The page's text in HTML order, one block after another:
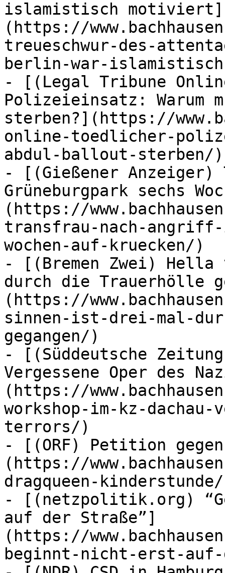
islamistisch motiviert]
(https://
treueschwur-des-
berlin-war-
- [(Legal Tribune
Polizeieinsatz: Warum
sterben?](https://
online-toedlicher-
abdul-ballout-sterben/)
- [(Gießener
Grüneburgpark sechs
(https://
transfrau-nach-angriff-
wochen-auf-kruecken/)
- [(Bremen Zwei)
durch die Trauerhölle
(https://
sinnen-ist-drei-mal-
gegangen/)
- [(Süddeutsche
Vergessene Oper des
(https://
workshop-im-kz-
terrors/)
- [(ORF) Petition gegen
(https://
dragqueen-
- [(netzpolitik.org)
auf der Straße”]
(https://
beginnt-nicht-erst-